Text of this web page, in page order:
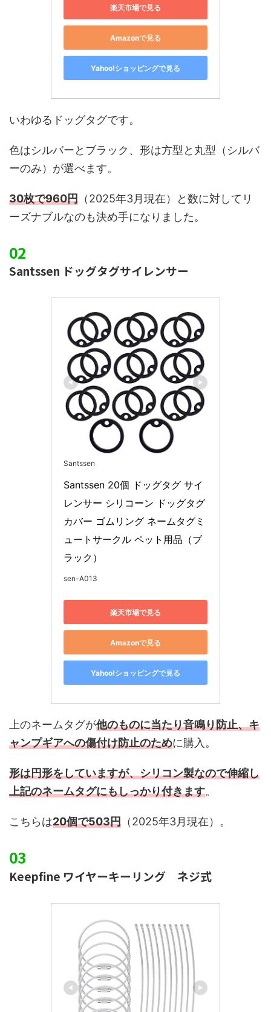
楽天市場で見る
Amazonで見る
Yahoo!ショッピングで見る
いわゆるドッグタグです。
色はシルバーとブラック、形は方型と丸型（シルバ
ーのみ）が選べます。
30枚で960円 （2025年3月現在）と数に対してリ
ーズナブルなのも決め手になりました。
Santssen ドッグタグサイレンサー
Santssen
Santssen 20個 ドッグタグ サイ
レンサー シリコーン ドッグタグ
カバー ゴムリング ネームタグミ
ュートサークル ペット用品（ブ
ラック）
sen-A013
楽天市場で見る
Amazonで見る
Yahoo!ショッピングで見る
上のネームタグが他のものに当たり音鳴り防止、キ
ャンプギアへの傷付け防止のために購入。
形は円形をしていますが、シリコン製なので伸縮し
上記のネームタグにもしっかり付きます。
こちらは20個で503円 （2025年3月現在）。
Keepfine ワイヤーキーリング ネジ式